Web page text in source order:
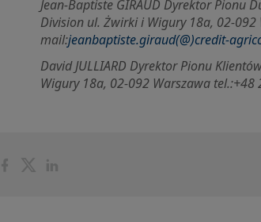
Jean-Baptiste GIRAUD Dyrektor Pionu
Division ul. Żwirki i Wigury 18a, 02-
mail:jeanbaptiste.giraud(@)credit-
David JULLIARD Dyrektor Pionu
Wigury 18a, 02-092 Warszawa
ShareShare